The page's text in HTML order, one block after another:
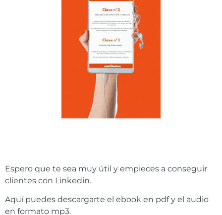
Espero que te sea muy útil y empieces a conseguir
clientes con Linkedin.
Aquí puedes descargarte el ebook en pdf y el audio
en formato mp3.